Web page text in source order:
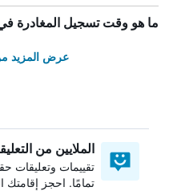
ما هو وقت تسجيل المغادرة
عرض المزيد
الملايين من
تقييمات وتعليقات
تمامًا. احجز إقامتك